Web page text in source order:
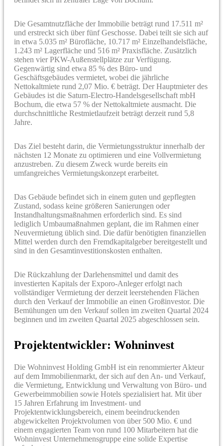
Die Gesamtnutzfläche der Immobilie beträgt rund 17.511 m²
und erstreckt sich über fünf Geschosse. Dabei teilt sie sich auf
in etwa 5.035 m² Bürofläche, 10.717 m² Einzelhandelsfläche,
1.243 m² Lagerfläche und 516 m² Praxisfläche. Zusätzlich
stehen vier PKW-Außenstellplätze zur Verfügung.
Gegenwärtig sind etwa 85 % des Büro- und
Geschäftsgebäudes vermietet, wobei die jährliche
Nettokaltmiete rund 2,07 Mio. € beträgt. Der Hauptmieter des
Gebäudes ist die Saturn-Electro-Handelsgesellschaft mbH
Bochum, die etwa 57 % der Nettokaltmiete ausmacht. Die
durchschnittliche Restmietlaufzeit beträgt derzeit rund 5,8
Jahre.
Das Ziel besteht darin, die Vermietungsstruktur innerhalb der
nächsten 12 Monate zu optimieren und eine Vollvermietung
anzustreben. Zu diesem Zweck wurde bereits ein
umfangreiches Vermietungskonzept erarbeitet.
Das Gebäude befindet sich in einem guten und gepflegten
Zustand, sodass keine größeren Sanierungen oder
Instandhaltungsmaßnahmen erforderlich sind. Es sind
lediglich Umbaumaßnahmen geplant, die im Rahmen einer
Neuvermietung üblich sind. Die dafür benötigten finanziellen
Mittel werden durch den Fremdkapitalgeber bereitgestellt und
sind in den Gesamtinvestitionskosten enthalten.
Die Rückzahlung der Darlehensmittel und damit des
investierten Kapitals der Exporo-Anleger erfolgt nach
vollständiger Vermietung der derzeit leerstehenden Flächen
durch den Verkauf der Immobilie an einen Großinvestor. Die
Bemühungen um den Verkauf sollen im zweiten Quartal 2024
beginnen und im zweiten Quartal 2025 abgeschlossen sein.
Projektentwickler: Wohninvest
Die Wohninvest Holding GmbH ist ein renommierter Akteur
auf dem Immobilienmarkt, der sich auf den An- und Verkauf,
die Vermietung, Entwicklung und Verwaltung von Büro- und
Gewerbeimmobilien sowie Hotels spezialisiert hat. Mit über
15 Jahren Erfahrung im Investment- und
Projektentwicklungsbereich, einem beeindruckenden
abgewickelten Projektvolumen von über 500 Mio. € und
einem engagierten Team von rund 100 Mitarbeitern hat die
Wohninvest Unternehmensgruppe eine solide Expertise